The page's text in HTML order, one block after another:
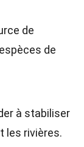
de
de
à stabiliser
les rivières.